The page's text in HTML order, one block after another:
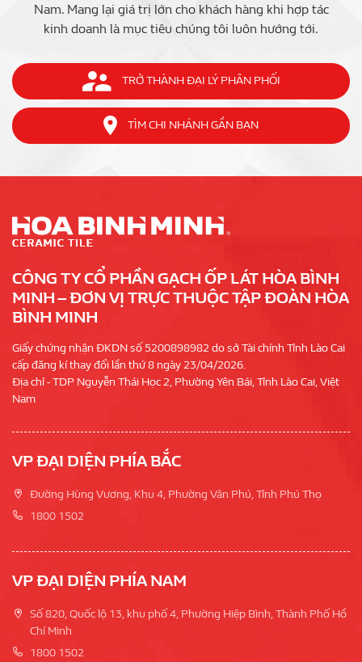
Nam. Mang lại giá trị lớn cho khách hàng khi hợp tác
kinh doanh là mục tiêu chúng tôi luôn hướng tới.
TRỞ THÀNH ĐẠI LÝ PHÂN PHỐI
TÌM CHI NHÁNH GẦN BẠN
CÔNG TY CỔ PHẦN GẠCH ỐP LÁT HÒA BÌNH
MINH – ĐƠN VỊ TRỰC THUỘC TẬP ĐOÀN HÒA
BÌNH MINH
Giấy chứng nhận ĐKDN số 5200898982 do sở Tài chính Tỉnh Lào Cai
cấp đăng kí thay đổi lần thứ 8 ngày 23/04/2026.
Địa chỉ - TDP Nguyễn Thái Học 2, Phường Yên Bái, Tỉnh Lào Cai, Việt
Nam
VP ĐẠI DIỆN PHÍA BẮC
Đường Hùng Vương, Khu 4, Phường Vân Phú, Tỉnh Phú Thọ
1800 1502
VP ĐẠI DIỆN PHÍA NAM
Số 820, Quốc lộ 13, khu phố 4, Phường Hiệp Bình, Thành Phố Hồ
Chí Minh
1800 1502